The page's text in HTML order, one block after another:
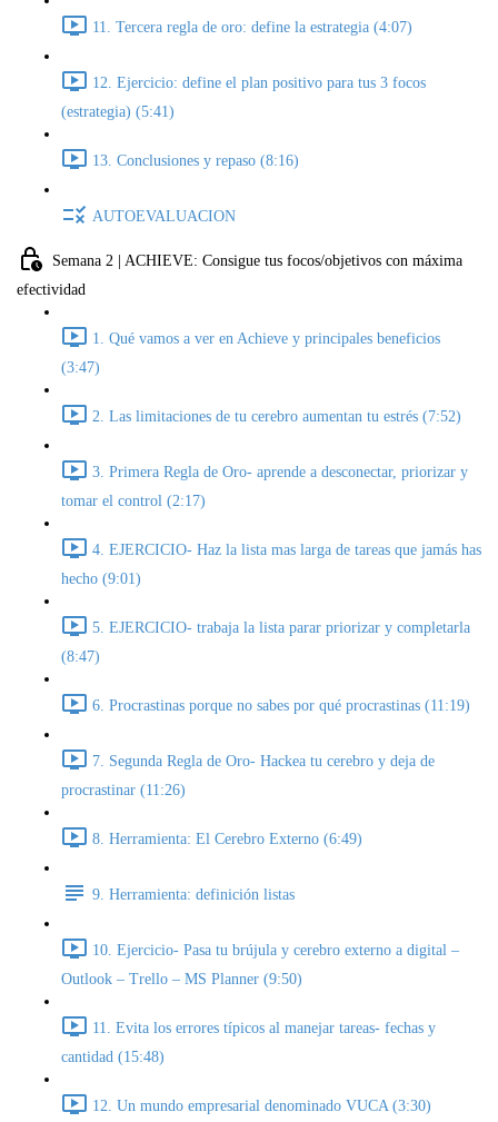
11. Tercera regla de oro: define la estrategia (4:07)
12. Ejercicio: define el plan positivo para tus 3 focos
(estrategia) (5:41)
13. Conclusiones y repaso (8:16)
AUTOEVALUACION
Semana 2 | ACHIEVE: Consigue tus focos/objetivos con máxima
efectividad
1. Qué vamos a ver en Achieve y principales beneficios
(3:47)
2. Las limitaciones de tu cerebro aumentan tu estrés (7:52)
3. Primera Regla de Oro- aprende a desconectar, priorizar y
tomar el control (2:17)
4. EJERCICIO- Haz la lista mas larga de tareas que jamás has
hecho (9:01)
5. EJERCICIO- trabaja la lista parar priorizar y completarla
(8:47)
6. Procrastinas porque no sabes por qué procrastinas (11:19)
7. Segunda Regla de Oro- Hackea tu cerebro y deja de
procrastinar (11:26)
8. Herramienta: El Cerebro Externo (6:49)
9. Herramienta: definición listas
10. Ejercicio- Pasa tu brújula y cerebro externo a digital –
Outlook – Trello – MS Planner (9:50)
11. Evita los errores típicos al manejar tareas- fechas y
cantidad (15:48)
12. Un mundo empresarial denominado VUCA (3:30)